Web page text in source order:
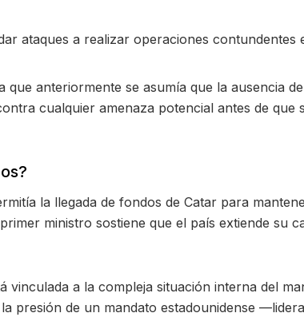
ataques a realizar operaciones
que anteriormente se asumía que la ausencia
cualquier amenaza potencial antes de que
la llegada de fondos de Catar para
ministro sostiene que el país extiende su
a la compleja situación interna del
presión de un mandato estadounidense